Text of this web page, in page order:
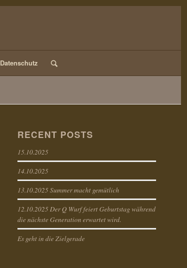
Datenschutz
RECENT POSTS
15.10.2025
14.10.2025
13.10.2025 Summer macht gemütlich
12.10.2025 Der Q Wurf feiert Geburtstag während
die nächste Generation erwartet wird.
Es geht in die Zielgerade